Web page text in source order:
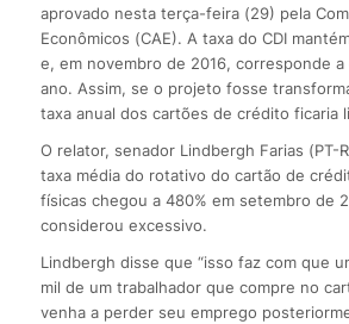
aprovado nesta terça-feira (29) pela
Econômicos (CAE). A taxa do CDI
e, em novembro de 2016, corresponde a
ano. Assim, se o projeto fosse
taxa anual dos cartões de crédito ficaria
O relator, senador Lindbergh Farias (PT-
taxa média do rotativo do cartão de
físicas chegou a 480% em setembro de
considerou excessivo.
Lindbergh disse que “isso faz com que
mil de um trabalhador que compre no
venha a perder seu emprego